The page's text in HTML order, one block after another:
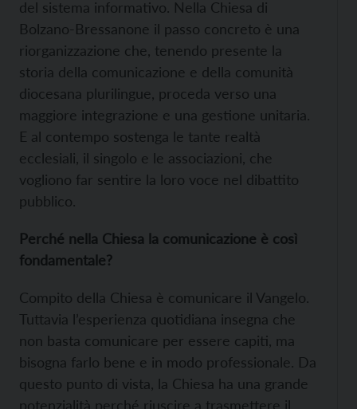
del sistema informativo. Nella Chiesa di
Bolzano-Bressanone il passo concreto è una
riorganizzazione che, tenendo presente la
storia della comunicazione e della comunità
diocesana plurilingue, proceda verso una
maggiore integrazione e una gestione unitaria.
E al contempo sostenga le tante realtà
ecclesiali, il singolo e le associazioni, che
vogliono far sentire la loro voce nel dibattito
pubblico.
Perché nella Chiesa la comunicazione è così
fondamentale?
Compito della Chiesa è comunicare il Vangelo.
Tuttavia l’esperienza quotidiana insegna che
non basta comunicare per essere capiti, ma
bisogna farlo bene e in modo professionale. Da
questo punto di vista, la Chiesa ha una grande
potenzialità perché riuscire a trasmettere il